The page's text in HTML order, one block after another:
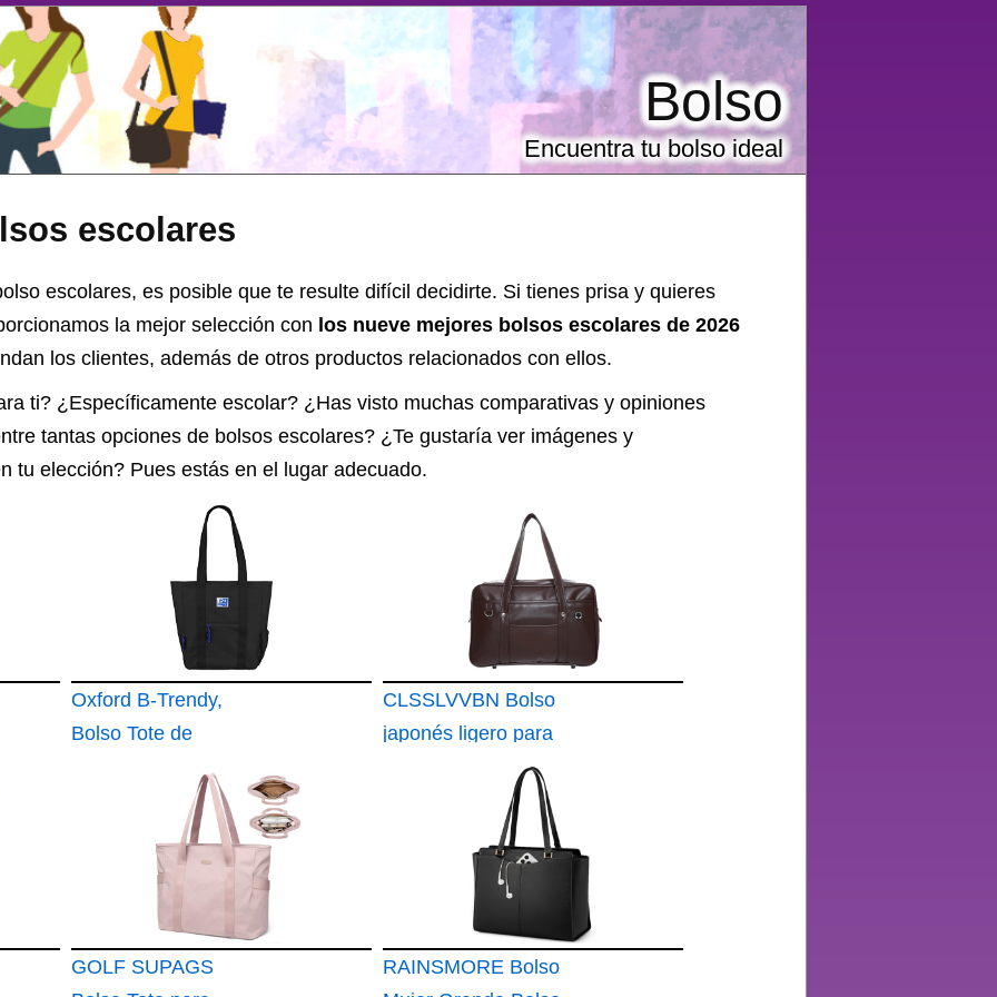
escolares
Bolso
Encuentra tu bolso ideal
escolares, es posible que te resulte difícil decidirte. Si tienes prisa y quieres
la mejor selección con los nueve mejores bolsos escolares de 2026
los clientes, además de otros productos relacionados con ellos.
ti? ¿Específicamente escolar? ¿Has visto muchas comparativas y opiniones
tantas opciones de bolsos escolares? ¿Te gustaría ver imágenes y
tu elección? Pues estás en el lugar adecuado.
Oxford B-Trendy,
Bolso Tote de
CLSSLVVBN Bolso
japonés ligero para
GOLF SUPAGS
RAINSMORE Bolso